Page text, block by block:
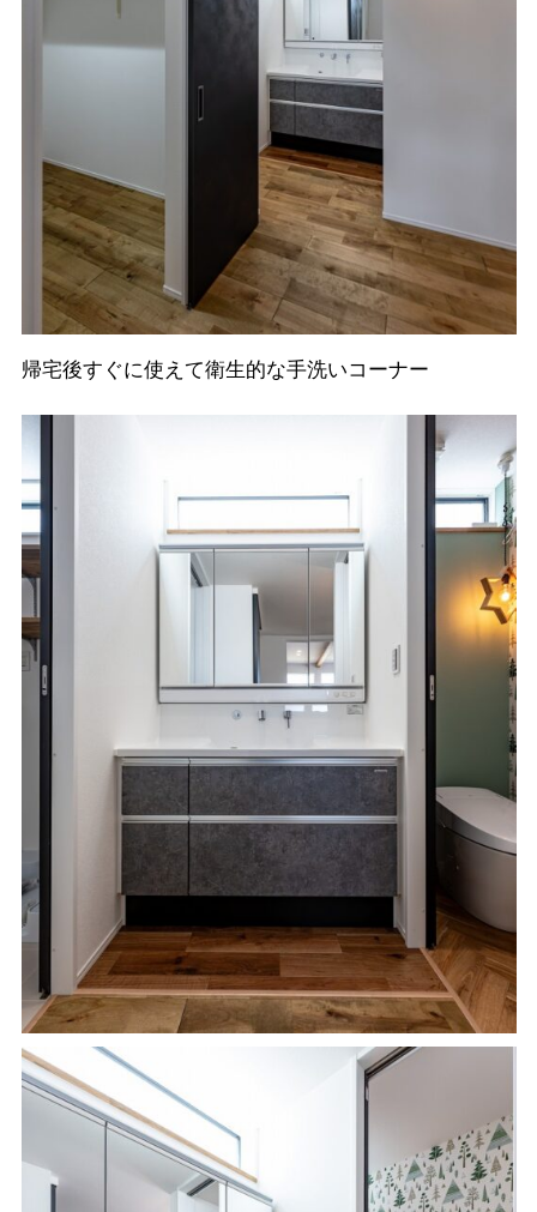
帰宅後すぐに使えて衛生的な手洗いコーナー